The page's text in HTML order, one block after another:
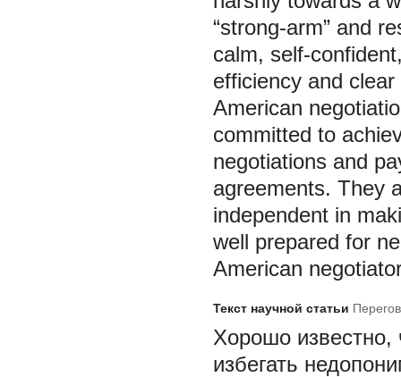
“strong-arm” and
calm, self-
efficiency and
American
committed to
negotiations and
agreements. They
independent in
well prepared for
American
Текст научной статьи
Хорошо известно,
избегать